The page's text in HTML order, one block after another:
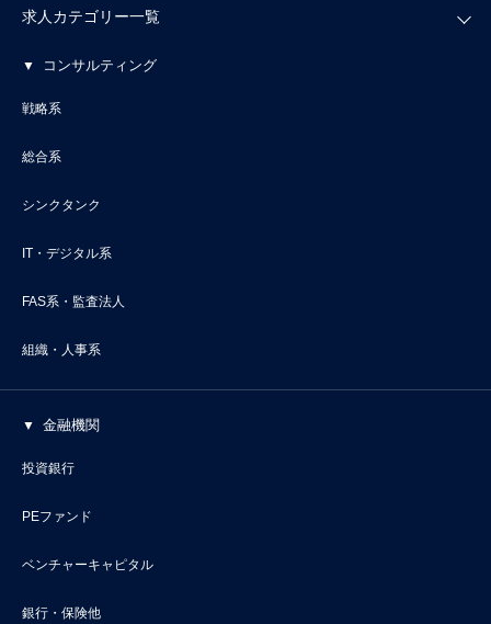
求人カテゴリー一覧
コンサルティング
戦略系
総合系
シンクタンク
IT・デジタル系
FAS系・監査法人
組織・人事系
金融機関
投資銀行
PEファンド
ベンチャーキャピタル
銀行・保険他